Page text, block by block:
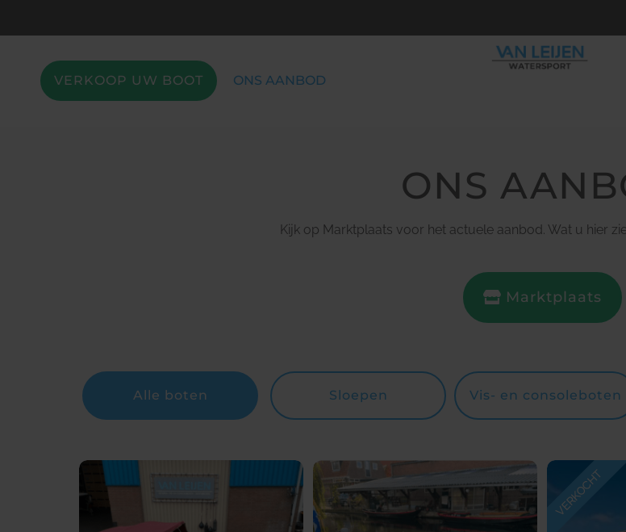
VERKOOP UW BOOT ONS AANBOD
ONS
Kijk op Marktplaats voor het actuele aanbod. Wat u hier
Marktplaats
Alle boten Sloepen Vis- en consoleboten